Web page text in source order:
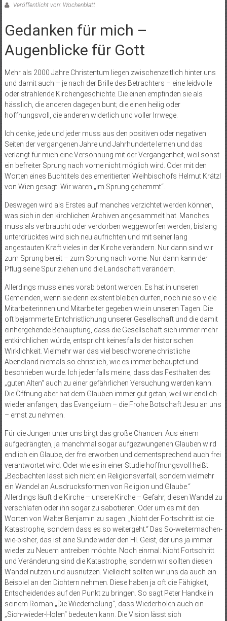
Veröffentlicht von: Wochenblatt
Gedanken für mich ­–
Augenblicke für Gott
Mehr als 2000 Jahre Christentum liegen zwischenzeitlich hinter uns
und damit auch – je nach der Brille des Betrachters – eine leidvolle
oder strahlende Kirchengeschichte. Die einen empfinden sie als
hässlich, die anderen dagegen bunt; die einen heilig oder
hoffnungsvoll, die anderen widerlich und voller Irrwege.
Ich denke, jede und jeder muss aus den positiven oder negativen
Seiten der vergangenen Jahre und Jahrhunderte lernen und das
verlangt für mich eine Versöhnung mit der Vergangenheit, weil sonst
ein befreiter Sprung nach vorne nicht möglich wird. Oder mit den
Worten eines Buchtitels des emeritierten Weihbischofs Helmut Krätzl
von Wien gesagt: Wir wären „im Sprung gehemmt“.
Deswegen wird als Erstes auf manches verzichtet werden können,
was sich in den kirchlichen Archiven angesammelt hat. Manches
muss als verbraucht oder verdorben weggeworfen werden; bislang
unterdrücktes wird sich neu aufrichten und mit seiner lang
angestauten Kraft vieles in der Kirche verändern. Nur dann sind wir
zum Sprung bereit – zum Sprung nach vorne. Nur dann kann der
Pflug seine Spur ziehen und die Landschaft verändern.
Allerdings muss eines vorab betont werden: Es hat in unseren
Gemeinden, wenn sie denn existent bleiben dürfen, noch nie so viele
Mitarbeiterinnen und Mitarbeiter gegeben wie in unseren Tagen. Die
oft bejammerte Entchristlichung unserer Gesellschaft und die damit
einhergehende Behauptung, dass die Gesellschaft sich immer mehr
entkirchlichen würde, entspricht keinesfalls der historischen
Wirklichkeit. Vielmehr war das viel beschworene christliche
Abendland niemals so christlich, wie es immer behauptet und
beschrieben wurde. Ich jedenfalls meine, dass das Festhalten des
„guten Alten“ auch zu einer gefährlichen Versuchung werden kann.
Die Öffnung aber hat dem Glauben immer gut getan, weil wir endlich
wieder anfangen, das Evangelium – die Frohe Botschaft Jesu an uns
– ernst zu nehmen.
Für die Jungen unter uns birgt das große Chancen. Aus einem
aufgedrängten, ja manchmal sogar aufgezwungenen Glauben wird
endlich ein Glaube, der frei erworben und dementsprechend auch frei
verantwortet wird. Oder wie es in einer Studie hoffnungsvoll heißt:
„Beobachten lässt sich nicht ein Religionsverfall, sondern vielmehr
ein Wandel an Ausdrucksformen von Religion und Glaube.“
Allerdings läuft die Kirche – unsere Kirche – Gefahr, diesen Wandel zu
verschlafen oder ihn sogar zu sabotieren. Oder um es mit den
Worten von Walter Benjamin zu sagen: „Nicht der Fortschritt ist die
Katastrophe, sondern dass es so weitergeht.“ Das So-weitermachen-
wie-bisher, das ist eine Sünde wider den Hl. Geist, der uns ja immer
wieder zu Neuem antreiben möchte. Noch einmal: Nicht Fortschritt
und Veränderung sind die Katastrophe, sondern wir sollten diesen
Wandel nutzen und ausnutzen. Vielleicht sollten wir uns da auch ein
Beispiel an den Dichtern nehmen. Diese haben ja oft die Fähigkeit,
Entscheidendes auf den Punkt zu bringen. So sagt Peter Handke in
seinem Roman „Die Wiederholung“, dass Wiederholen auch ein
„Sich-wieder-Holen“ bedeuten kann. Die Vision lässt sich